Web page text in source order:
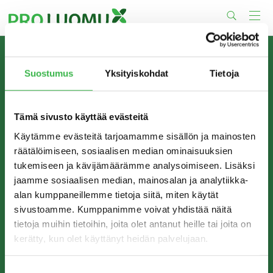
Suostumus Yksityiskohdat Tietoja
Tämä sivusto käyttää evästeitä
Käytämme evästeitä tarjoamamme sisällön ja mainosten
räätälöimiseen, sosiaalisen median ominaisuuksien
tukemiseen ja kävijämäärämme analysoimiseen. Lisäksi
jaamme sosiaalisen median, mainosalan ja analytiikka-
alan kumppaneillemme tietoja siitä, miten käytät
sivustoamme. Kumppanimme voivat yhdistää näitä
tietoja muihin tietoihin, joita olet antanut heille tai joita on
kerätty, kun olet käyttänyt heidän palvelujaan.
to
content
TIETOA MEISTÄ
Pro Luomu on luomualan yhteistyöorganisaatio, joka